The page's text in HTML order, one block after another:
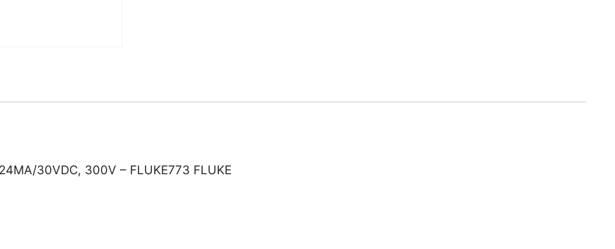
30VDC, 300V – FLUKE773 FLUKE